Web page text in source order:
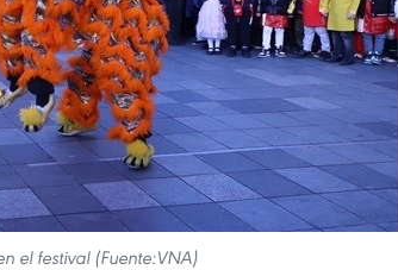
el festival (Fuente:VNA)